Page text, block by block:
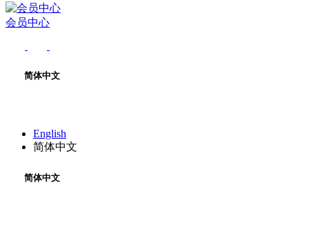
会员中心
简体中文
English
简体中文
简体中文